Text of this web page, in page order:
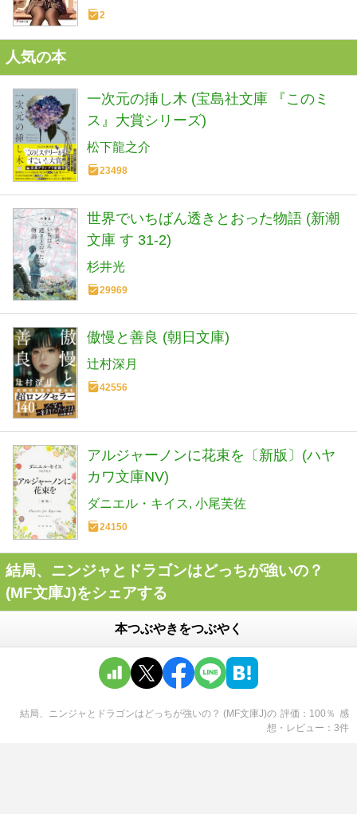
2
人気の本
一次元の挿し木 (宝島社文庫 『このミ
ス』大賞シリーズ)
松下龍之介
23498
世界でいちばん透きとおった物語 (新潮
文庫 す 31-2)
杉井光
29969
傲慢と善良 (朝日文庫)
辻村深月
42556
アルジャーノンに花束を〔新版〕(ハヤ
カワ文庫NV)
ダニエル・キイス 小尾芙佐
24150
結局、ニンジャとドラゴンはどっちが強いの？
(MF文庫J)をシェアする
本つぶやきをつぶやく
結局、ニンジャとドラゴンはどっちが強いの？ (MF文庫J)の 評価 100 ％ 感
想・レビュー
3件